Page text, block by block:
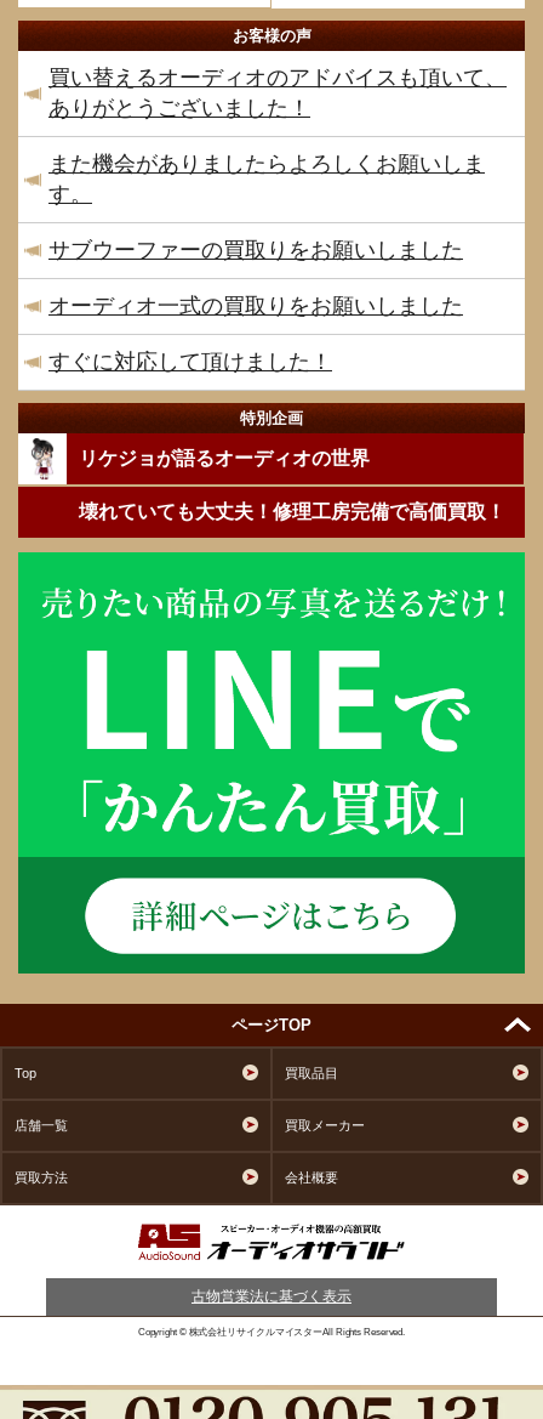
お客様の声
買い替えるオーディオのアドバイスも頂いて、
ありがとうございました！
また機会がありましたらよろしくお願いしま
す。
サブウーファーの買取りをお願いしました
オーディオ一式の買取りをお願いしました
すぐに対応して頂けました！
特別企画
リケジョが語るオーディオの世界
壊れていても大丈夫！修理工房完備で高価買取！
ページTOP
Top 買取品目
店舗一覧 買取メーカー
買取方法 会社概要
古物営業法に基づく表示
Copyright © 株式会社リサイクルマイスターAll Rights Reserved.